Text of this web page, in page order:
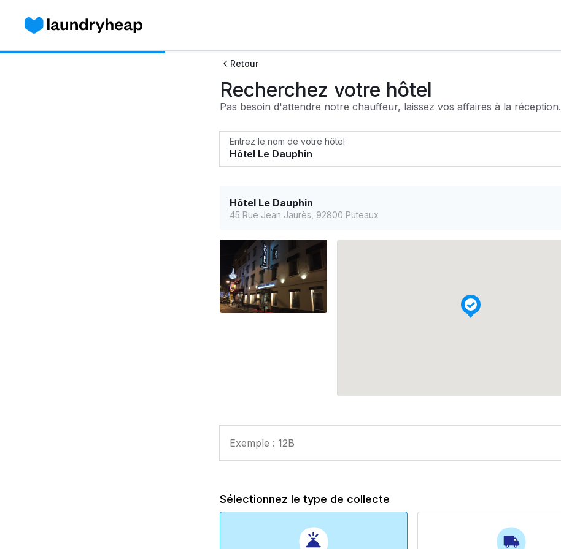
Retour
Recherchez votre hôtel
Pas besoin d'attendre notre chauffeur, laissez vos affaires à la réception.
Entrez le nom de votre hôtel
Hôtel Le Dauphin
45 Rue Jean Jaurès, 92800 Puteaux
Sélectionnez le type de collecte